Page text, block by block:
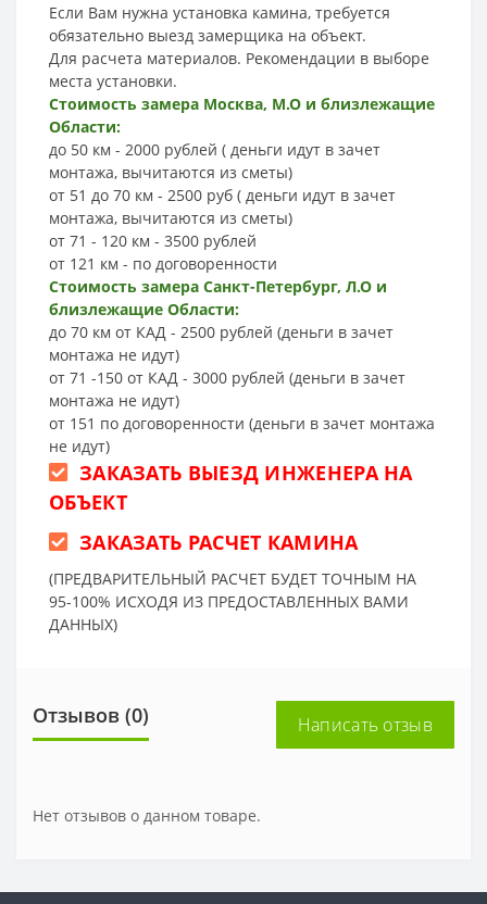
Если Вам нужна установка камина, требуется
обязательно выезд замерщика на объект.
Для расчета материалов. Рекомендации в выборе
места установки.
Стоимость замера Москва, М.О и близлежащие
Области:
до 50 км - 2000 рублей ( деньги идут в зачет
монтажа, вычитаются из сметы)
от 51 до 70 км - 2500 руб ( деньги идут в зачет
монтажа, вычитаются из сметы)
от 71 - 120 км - 3500 рублей
от 121 км - по договоренности
Стоимость замера Санкт-Петербург, Л.О и
близлежащие Области:
до 70 км от КАД - 2500 рублей (деньги в зачет
монтажа не идут)
от 71 -150 от КАД - 3000 рублей (деньги в зачет
монтажа не идут)
от 151 по договоренности (деньги в зачет монтажа
не идут)
ЗАКАЗАТЬ ВЫЕЗД ИНЖЕНЕРА НА
ОБЪЕКТ
ЗАКАЗАТЬ РАСЧЕТ КАМИНА
(ПРЕДВАРИТЕЛЬНЫЙ РАСЧЕТ БУДЕТ ТОЧНЫМ НА
95-100% ИСХОДЯ ИЗ ПРЕДОСТАВЛЕННЫХ ВАМИ
ДАННЫХ)
Отзывов (0) Написать отзыв
Нет отзывов о данном товаре.